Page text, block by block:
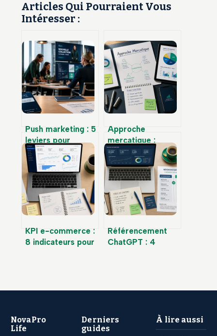
Articles Qui Pourraient Vous
Intéresser :
Push marketing : 5
leviers pour
générer des
ventes immédiates
sans dépendre du
SEO
Approche
mercatique :
réactive, proactive
ou médiatrice,
quelle stratégie
pour dominer
votre marché ?
KPI e-commerce :
8 indicateurs pour
Référencement
ChatGPT : 4
NovaPro
Life
Derniers
guides
À lire aussi